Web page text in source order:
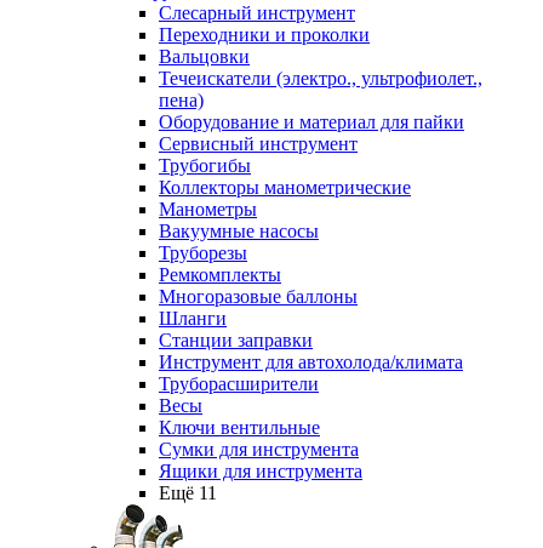
Слесарный инструмент
Переходники и проколки
Вальцовки
Течеискатели (электро., ультрофиолет.,
пена)
Оборудование и материал для пайки
Сервисный инструмент
Трубогибы
Коллекторы манометрические
Манометры
Вакуумные насосы
Труборезы
Ремкомплекты
Многоразовые баллоны
Шланги
Станции заправки
Инструмент для автохолода/климата
Труборасширители
Весы
Ключи вентильные
Сумки для инструмента
Ящики для инструмента
Ещё 11